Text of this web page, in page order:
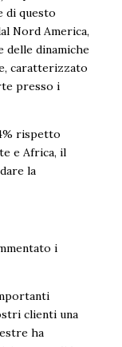
di questo
Nord America,
delle dinamiche
caratterizzato
presso i
rispetto
e Africa, il
la
i
clienti una
ha